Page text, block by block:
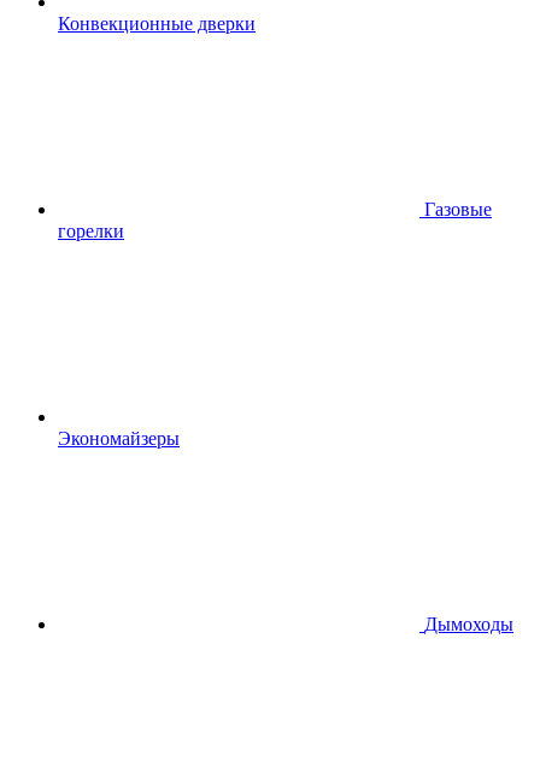
Конвекционные дверки
Газовые
горелки
Экономайзеры
Дымоходы